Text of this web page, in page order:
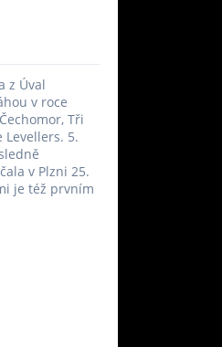
z Úval
v roce
Tři
5.
v Plzni 25.
je též prvním